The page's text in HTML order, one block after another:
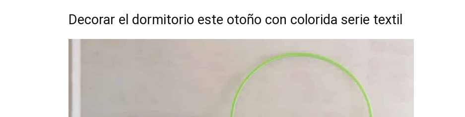
Decorar el dormitorio este otoño con colorida serie textil